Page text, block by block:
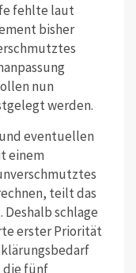
fehlte laut
bisher
nun
werden.
eventuellen
einem
teilt das
schlage
erster Priorität
die fünf